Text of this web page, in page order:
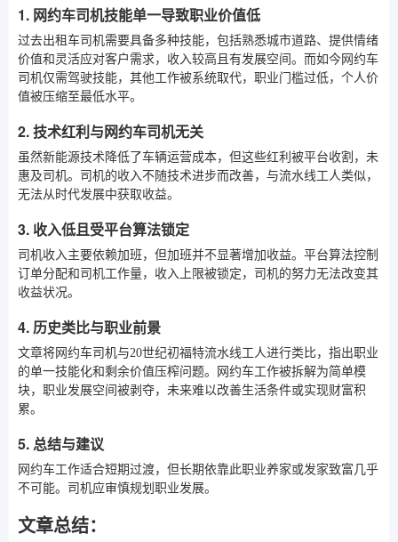
1. 网约车司机技能单一导致职业价值低
过去出租车司机需要具备多种技能，包括熟悉城市道路、提供情绪
价值和灵活应对客户需求，收入较高且有发展空间。而如今网约车
司机仅需驾驶技能，其他工作被系统取代，职业门槛过低，个人价
值被压缩至最低水平。
2. 技术红利与网约车司机无关
虽然新能源技术降低了车辆运营成本，但这些红利被平台收割，未
惠及司机。司机的收入不随技术进步而改善，与流水线工人类似，
无法从时代发展中获取收益。
3. 收入低且受平台算法锁定
司机收入主要依赖加班，但加班并不显著增加收益。平台算法控制
订单分配和司机工作量，收入上限被锁定，司机的努力无法改变其
收益状况。
4. 历史类比与职业前景
文章将网约车司机与20世纪初福特流水线工人进行类比，指出职业
的单一技能化和剩余价值压榨问题。网约车工作被拆解为简单模
块，职业发展空间被剥夺，未来难以改善生活条件或实现财富积
累。
5. 总结与建议
网约车工作适合短期过渡，但长期依靠此职业养家或发家致富几乎
不可能。司机应审慎规划职业发展。
文章总结：